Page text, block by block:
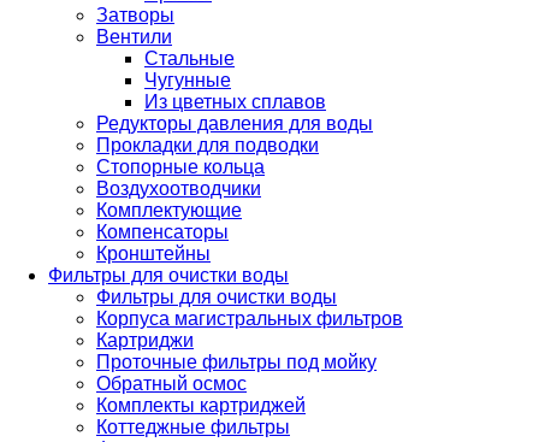
Затворы
Вентили
Стальные
Чугунные
Из цветных сплавов
Редукторы давления для воды
Прокладки для подводки
Стопорные кольца
Воздухоотводчики
Комплектующие
Компенсаторы
Кронштейны
Фильтры для очистки воды
Фильтры для очистки воды
Корпуса магистральных фильтров
Картриджи
Проточные фильтры под мойку
Обратный осмос
Комплекты картриджей
Коттеджные фильтры